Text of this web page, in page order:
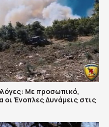
Με προσωπικό,
οι Ένοπλες Δυνάμεις στις